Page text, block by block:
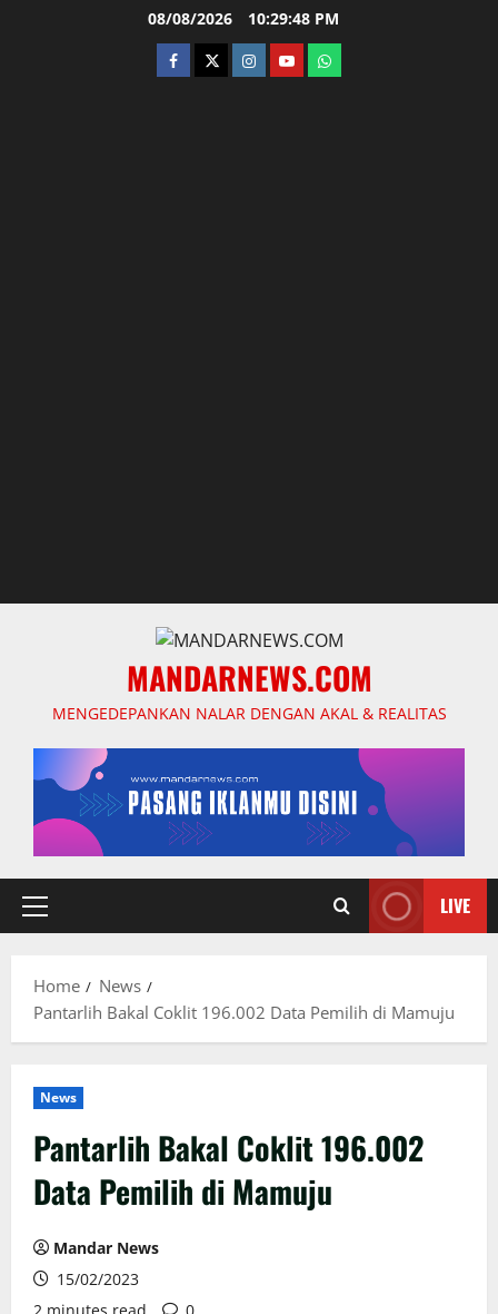
08/08/2026 10:29:49 PM
facebooktwitterinstagram.com
youtubewhatsapp
MANDARNEWS.COM
MENGEDEPANKAN NALAR DENGAN AKAL & REALITAS
Primary
LIVE
Home
News
Pantarlih Bakal Coklit 196.002 Data Pemilih di Mamuju
News
Pantarlih Bakal Coklit 196.002
Data Pemilih di Mamuju
Mandar News
15/02/2023